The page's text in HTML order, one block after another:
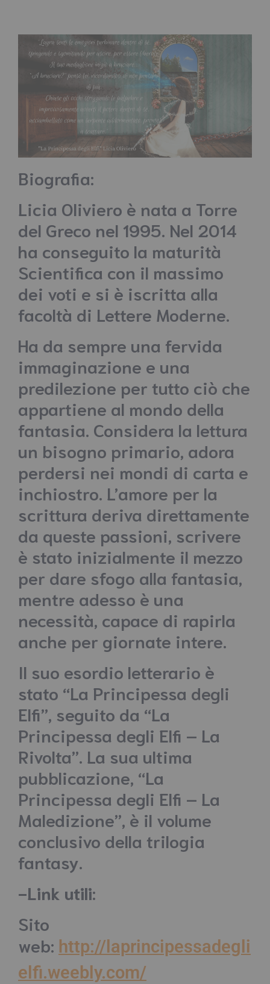
Biografia:
Licia Oliviero è nata a Torre
del Greco nel 1995. Nel 2014
ha conseguito la maturità
Scientifica con il massimo
dei voti e si è iscritta alla
facoltà di Lettere Moderne.
Ha da sempre una fervida
immaginazione e una
predilezione per tutto ciò che
appartiene al mondo della
fantasia. Considera la lettura
un bisogno primario, adora
perdersi nei mondi di carta e
inchiostro. L’amore per la
scrittura deriva direttamente
da queste passioni, scrivere
è stato inizialmente il mezzo
per dare sfogo alla fantasia,
mentre adesso è una
necessità, capace di rapirla
anche per giornate intere.
Il suo esordio letterario è
stato “La Principessa degli
Elfi”, seguito da “La
Principessa degli Elfi – La
Rivolta”. La sua ultima
pubblicazione, “La
Principessa degli Elfi – La
Maledizione”, è il volume
conclusivo della trilogia
fantasy.
-Link utili:
Sito
web: http://laprincipessadegli
elfi.weebly.com/